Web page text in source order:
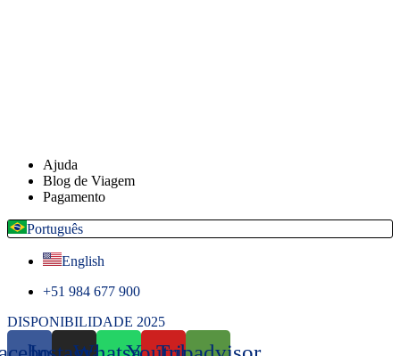
Ajuda
Blog de Viagem
Pagamento
Português
English
+51 984 677 900
DISPONIBILIDADE 2025